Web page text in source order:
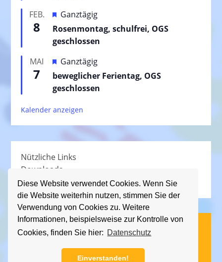
Diese Website verwendet Cookies. Wenn Sie
die Website weiterhin nutzen, stimmen Sie der
Verwendung von Cookies zu. Weitere
Informationen, beispielsweise zur Kontrolle von
Cookies, finden Sie hier: Datenschutz
Einverstanden!
o
r
g
h
o
b
n
FEB.
8
H
e
r
o
r
g
h
o
n
Ganztägig
Rosenmontag, schulfrei, OGS
geschlossen
MAI
7
H
e
r
o
r
h
o
b
e
n
Ganztägig
beweglicher Ferientag, OGS
geschlossen
Kalender anzeigen
Nützliche Links
Downloads
Schullied
Impressum|Datenschutz